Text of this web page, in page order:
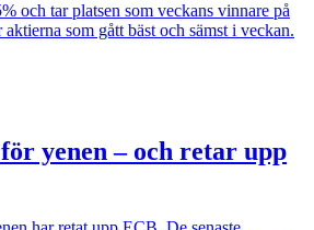
och tar platsen som veckans vinnare på
som gått bäst och sämst i veckan.
yenen – och retar upp